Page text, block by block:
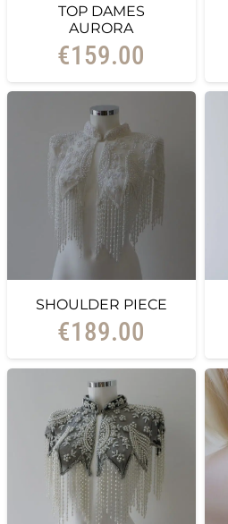
TOP DAMES
AURORA
€159.00
SHOULDER PIECE
€189.00